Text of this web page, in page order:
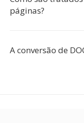
páginas?
A conversão de